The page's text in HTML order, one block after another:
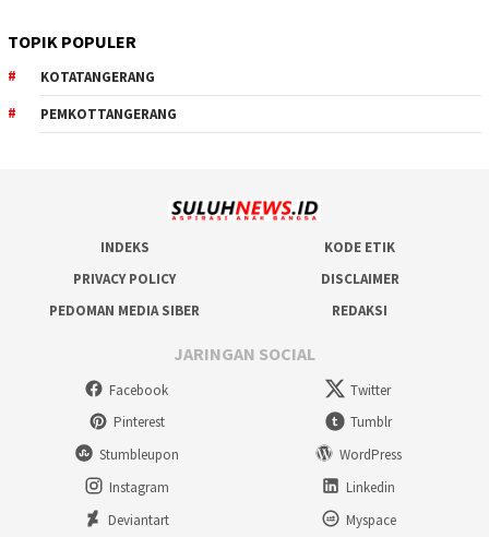
TOPIK POPULER
KOTATANGERANG
PEMKOTTANGERANG
INDEKS
KODE ETIK
PRIVACY POLICY
DISCLAIMER
PEDOMAN MEDIA SIBER
REDAKSI
JARINGAN SOCIAL
Facebook
Twitter
Pinterest
Tumblr
Stumbleupon
WordPress
Instagram
Linkedin
Deviantart
Myspace